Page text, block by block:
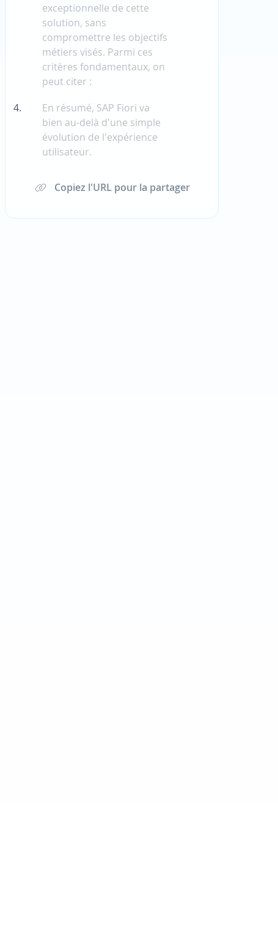
exceptionnelle de cette
solution, sans
compromettre les objectifs
métiers visés. Parmi ces
critères fondamentaux, on
peut citer :
En résumé, SAP Fiori va
bien au-delà d'une simple
évolution de l'expérience
utilisateur.
Copiez l'URL pour la partager